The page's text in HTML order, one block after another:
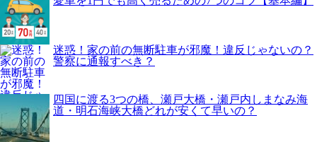
迷惑！家の前の無断駐車が邪魔！違反じゃないの？
警察に通報すべき？
四国に渡る3つの橋、瀬戸大橋・瀬戸内しまなみ海
道・明石海峡大橋どれが安くて早いの？